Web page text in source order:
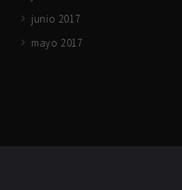
junio 2017
mayo 2017